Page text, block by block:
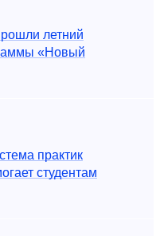
летний
«Новый
практик
студентам